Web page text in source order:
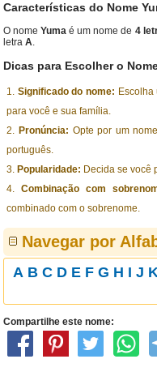
Características do Nome
O nomeYuma é um nome de 4
letraA.
Dicas para Escolher o
Significado do nome:
para você e sua família.
Pronúncia: Opte por um
português.
Popularidade: Decida se você
Combinação com
combinado com o sobrenome.
Navegar por
A B C D E F G H I J
Compartilhe este nome: